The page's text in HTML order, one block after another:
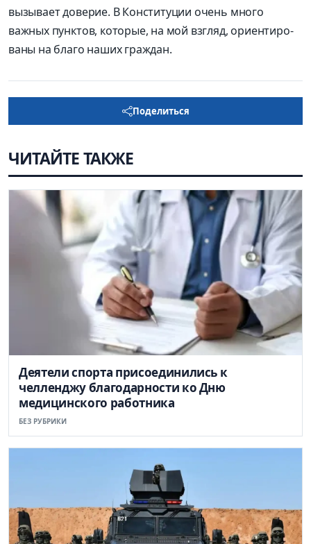
­
вызывает доверие. В Конституции очень много
важных пунктов, которые, на мой взгляд, ориентиро­
ваны на благо наших граж­дан.
Поделиться
ЧИТАЙТЕ ТАКЖЕ
Деятели спорта присоединились к
челленджу благодарности ко Дню
медицинского работника
БЕЗ РУБРИКИ